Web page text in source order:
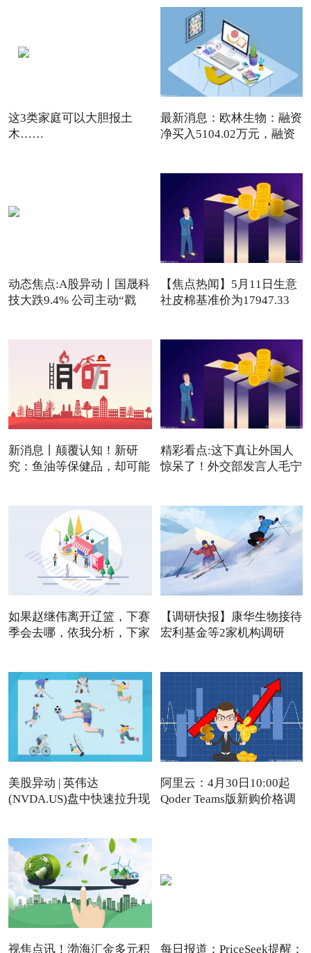
这3类家庭可以大胆报土
木……
最新消息：欧林生物：融资
净买入5104.02万元，融资
动态焦点:A股异动丨国晟科
技大跌9.4% 公司主动“戳
【焦点热闻】5月11日生意
社皮棉基准价为17947.33
新消息丨颠覆认知！新研
究：鱼油等保健品，却可能
精彩看点:这下真让外国人
惊呆了！外交部发言人毛宁
如果赵继伟离开辽篮，下赛
季会去哪，依我分析，下家
【调研快报】康华生物接待
宏利基金等2家机构调研
美股异动 | 英伟达
(NVDA.US)盘中快速拉升现
阿里云：4月30日10:00起
Qoder Teams版新购价格调
视焦点讯！渤海汇金多元积
每日报道：PriceSeek提醒：